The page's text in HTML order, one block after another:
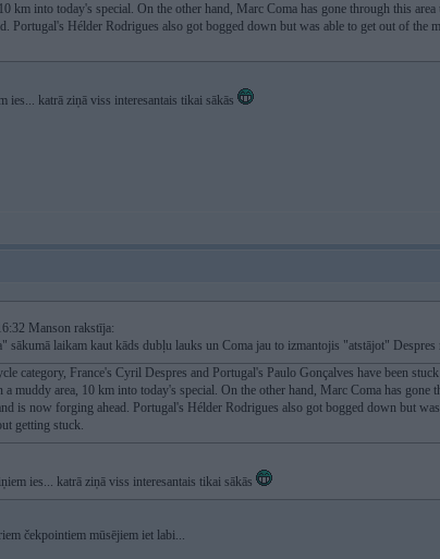
km into today's special. On the other hand, Marc Coma has gone through this
Portugal's Hélder Rodrigues also got bogged down but was able to get out of the
ies... katrā ziņā viss interesantais tikai sākās
Manson rakstīja:
sākumā laikam kaut kāds dubļu lauks un Coma jau to izmantojis "atstājot" Despres
category, France's Cyril Despres and Portugal's Paulo Gonçalves have been
a muddy area, 10 km into today's special. On the other hand, Marc Coma has gone
is now forging ahead. Portugal's Hélder Rodrigues also got bogged down but
getting stuck.
ies... katrā ziņā viss interesantais tikai sākās
čekpointiem mūsējiem iet labi...